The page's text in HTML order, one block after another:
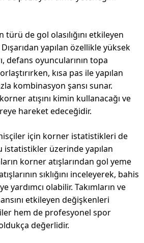
türü de gol olasılığını etkileyen
yapılan özellikle yüksek
defans oyuncularının topa
kısa pas ile yapılan
kombinasyon şansı sunar.
atışını kimin kullanacağı ve
hareket edeceğidir.
için korner istatistikleri de
istatistikler üzerinde yapılan
korner atışlarından gol yeme
sıklığını inceleyerek, bahis
yardımcı olabilir. Takımların ve
etkileyen değişkenleri
hem de profesyonel spor
değerlidir.